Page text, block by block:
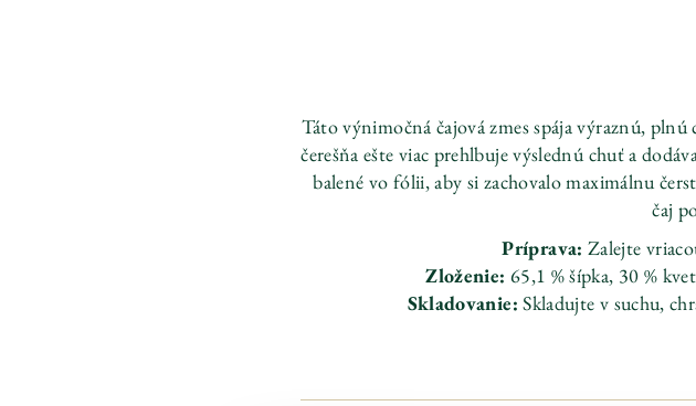
Táto výnimočná čajová zmes spája výraznú,
čerešňa ešte viac prehlbuje výslednú chuť a
balené vo fólii, aby si zachovalo maximálnu
čaj
Príprava: Zalejte
Zloženie: 65,1 % šípka, 30 %
Skladovanie: Skladujte v suchu,